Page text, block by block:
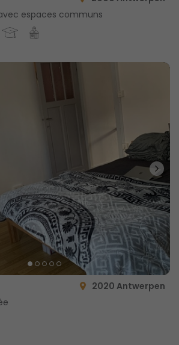
espaces communs
2020 Antwerpen